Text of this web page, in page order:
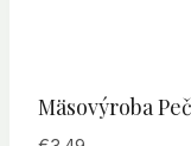
Mäsovýroba